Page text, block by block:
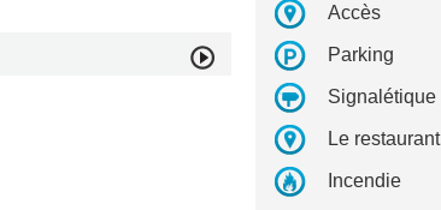
Accès
Parking
Signalétique
Le restaurant
Incendie